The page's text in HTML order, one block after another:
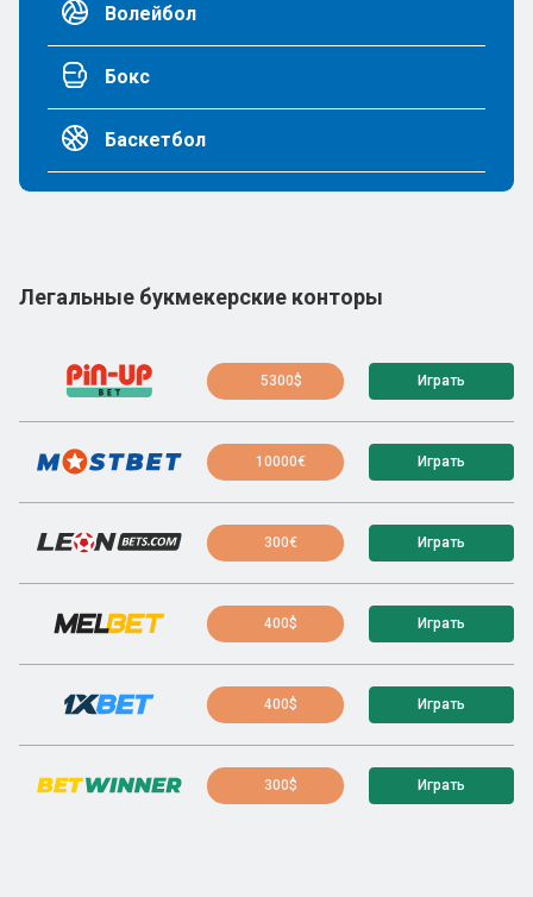
Волейбол
Бокс
Баскетбол
Легальные букмекерские конторы
5300$ Играть
10000€ Играть
300€ Играть
400$ Играть
400$ Играть
300$ Играть